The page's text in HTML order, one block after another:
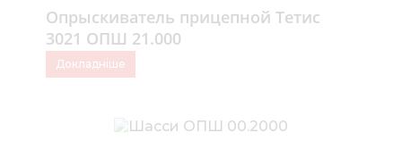
Опрыскиватель прицепной Тетис
3021 ОПШ 21.000
Докладніше